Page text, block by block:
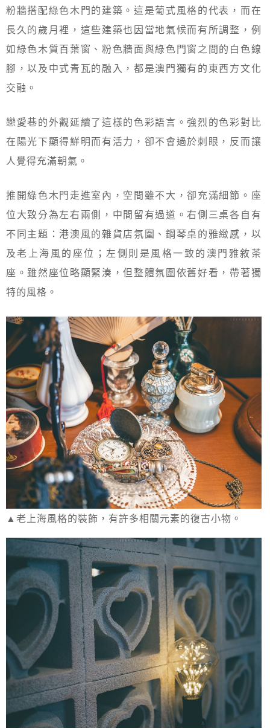
粉牆搭配綠色木門的建築。這是葡式風格的代表，而在
長久的歲月裡，這些建築也因當地氣候而有所調整，例
如綠色木質百葉窗、粉色牆面與綠色門窗之間的白色線
腳，以及中式青瓦的融入，都是澳門獨有的東西方文化
交融。
戀愛巷的外觀延續了這樣的色彩語言。強烈的色彩對比
在陽光下顯得鮮明而有活力，卻不會過於刺眼，反而讓
人覺得充滿朝氣。
推開綠色木門走進室內，空間雖不大，卻充滿細節。座
位大致分為左右兩側，中間留有過道。右側三桌各自有
不同主題：港澳風的雜貨店氛圍、鋼琴桌的雅緻感，以
及老上海風的座位；左側則是風格一致的澳門雅敘茶
座。雖然座位略顯緊湊，但整體氛圍依舊好看，帶著獨
特的風格。
▲老上海風格的裝飾，有許多相關元素的復古小物。